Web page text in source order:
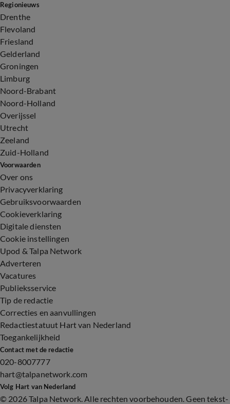
Regionieuws
Drenthe
Flevoland
Friesland
Gelderland
Groningen
Limburg
Noord-Brabant
Noord-Holland
Overijssel
Utrecht
Zeeland
Zuid-Holland
Voorwaarden
Over ons
Privacyverklaring
Gebruiksvoorwaarden
Cookieverklaring
Digitale diensten
Cookie instellingen
Upod & Talpa Network
Adverteren
Vacatures
Publieksservice
Tip de redactie
Correcties en aanvullingen
Redactiestatuut Hart van Nederland
Toegankelijkheid
Contact met de redactie
020-8007777
hart@talpanetwork.com
Volg Hart van Nederland
© 2026 Talpa Network. Alle rechten voorbehouden. Geen tekst-